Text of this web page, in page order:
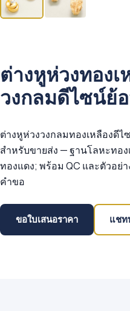
ต่างหูห่วงทองเ
วงกลมดีไซน์ย้
ต่างหูห่วงวงกลมทองเหลืองดี
สำหรับขายส่ง — ฐานโลหะทอ
ทองแดง; พร้อม QC และตัวอย่
คำขอ
ขอใบเสนอราคา แชท